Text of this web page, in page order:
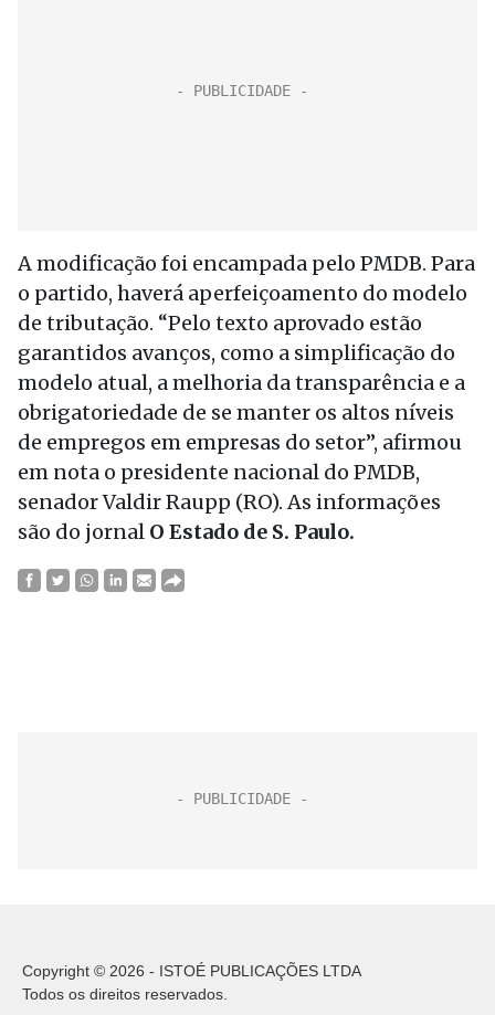
A modificação foi encampada pelo PMDB. Para
o partido, haverá aperfeiçoamento do modelo
de tributação. “Pelo texto aprovado estão
garantidos avanços, como a simplificação do
modelo atual, a melhoria da transparência e a
obrigatoriedade de se manter os altos níveis
de empregos em empresas do setor”, afirmou
em nota o presidente nacional do PMDB,
senador Valdir Raupp (RO). As informações
são do jornal O Estado de S. Paulo.
Copyright © 2026 - ISTOÉ PUBLICAÇÕES LTDA
Todos os direitos reservados.